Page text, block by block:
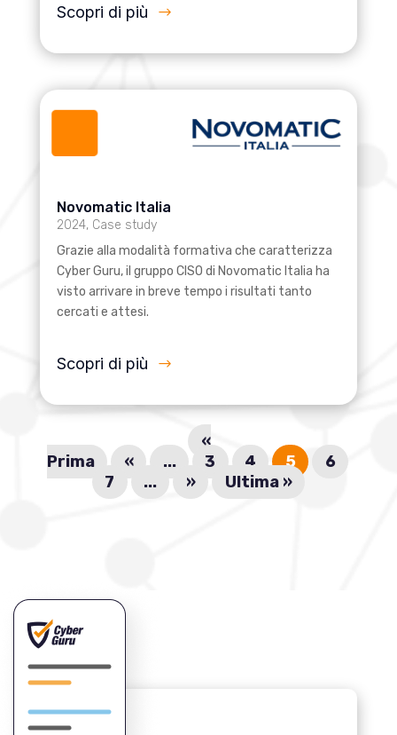
Scopri di più
Novomatic Italia
2024, Case study
Grazie alla modalità formativa che caratterizza
Cyber Guru, il gruppo CISO di Novomatic Italia ha
visto arrivare in breve tempo i risultati tanto
cercati e attesi.
Scopri di più
«
Prima
« ... 3 4 5
6
7
... » Ultima »